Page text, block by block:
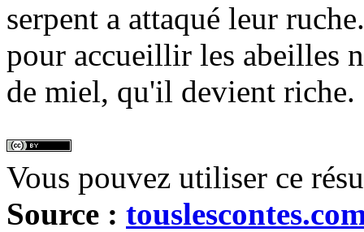
serpent a attaqué leur
pour accueillir les abeilles
de miel, qu'il devient riche.
Vous pouvez utiliser ce
Source :